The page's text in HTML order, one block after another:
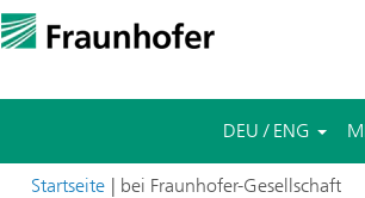
DEU / ENG
Startseite | bei Fraunhofer-Gesellschaft